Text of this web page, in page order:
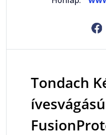
Tondach
ívesvágású